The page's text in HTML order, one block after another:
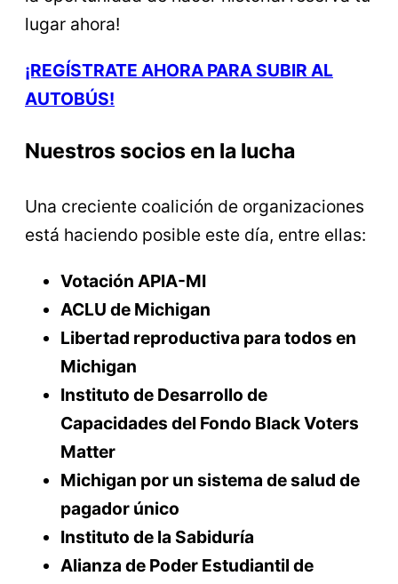
lugar ahora!
¡REGÍSTRATE AHORA PARA SUBIR AL
AUTOBÚS!
Nuestros socios en la lucha
Una creciente coalición de organizaciones
está haciendo posible este día, entre ellas:
Votación APIA-MI
ACLU de Michigan
Libertad reproductiva para todos en
Michigan
Instituto de Desarrollo de
Capacidades del Fondo Black Voters
Matter
Michigan por un sistema de salud de
pagador único
Instituto de la Sabiduría
Alianza de Poder Estudiantil de